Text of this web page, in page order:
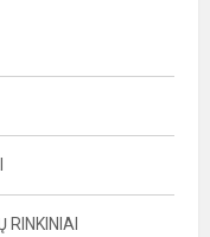
RINKINIAI